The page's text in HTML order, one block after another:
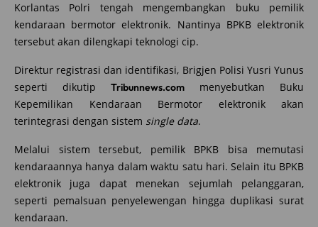
Korlantas Polri tengah mengembangkan buku pemilik
kendaraan bermotor elektronik. Nantinya BPKB elektronik
tersebut akan dilengkapi teknologi cip.
Direktur registrasi dan identifikasi, Brigjen Polisi Yusri Yunus
seperti dikutip Tribunnews.com menyebutkan Buku
Kepemilikan Kendaraan Bermotor elektronik akan
terintegrasi dengan sistem single data.
Melalui sistem tersebut, pemilik BPKB bisa memutasi
kendaraannya hanya dalam waktu satu hari. Selain itu BPKB
elektronik juga dapat menekan sejumlah pelanggaran,
seperti pemalsuan penyelewengan hingga duplikasi surat
kendaraan.